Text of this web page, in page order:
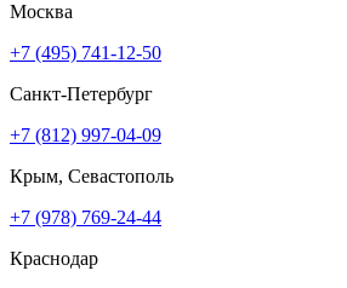
Москва
+7 (495) 741-12-50
Санкт-Петербург
+7 (812) 997-04-09
Крым, Севастополь
+7 (978) 769-24-44
Краснодар